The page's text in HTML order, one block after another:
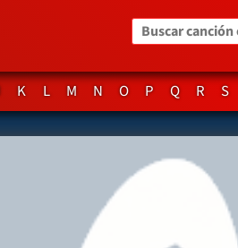
Buscar canción
K L M N O P Q R S